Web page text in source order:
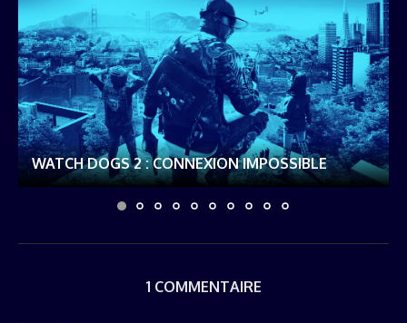
WATCH DOGS 2 : CONNEXION IMPOSSIBLE
1 COMMENTAIRE